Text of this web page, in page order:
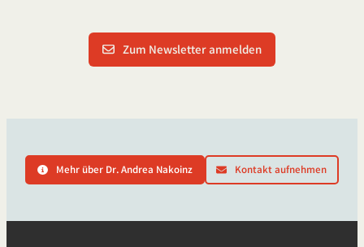
Zum Newsletter anmelden
Mehr über Dr. Andrea Nakoinz Kontakt aufnehmen